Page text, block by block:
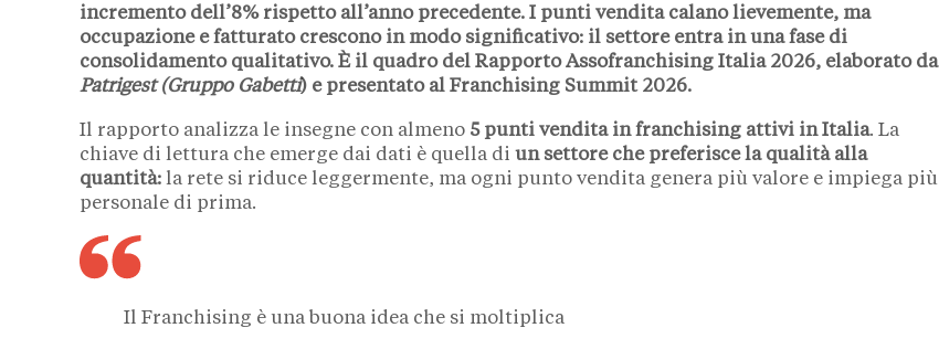
incremento dell’8% rispetto all’anno precedente. I punti vendita calano lievemente, ma
occupazione e fatturato crescono in modo significativo: il settore entra in una fase di
consolidamento qualitativo. È il quadro del Rapporto Assofranchising Italia 2026, elaborato da
Patrigest (Gruppo Gabetti) e presentato al Franchising Summit 2026.
Il rapporto analizza le insegne con almeno 5 punti vendita in franchising attivi in Italia. La
chiave di lettura che emerge dai dati è quella di un settore che preferisce la qualità alla
quantità: la rete si riduce leggermente, ma ogni punto vendita genera più valore e impiega più
personale di prima.
Il Franchising è una buona idea che si moltiplica